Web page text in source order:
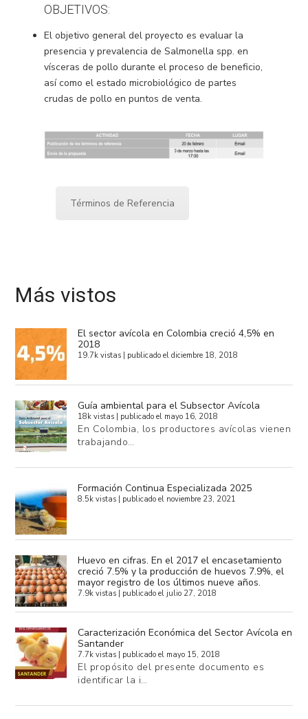
OBJETIVOS:
El objetivo general del proyecto es evaluar la
presencia y prevalencia de Salmonella spp. en
vísceras de pollo durante el proceso de beneficio,
así como el estado microbiológico de partes
crudas de pollo en puntos de venta.
Términos de Referencia
Más vistos
El sector avícola en Colombia creció 4,5% en
2018
19.7k vistas publicado el diciembre 18, 2018
Guía ambiental para el Subsector Avícola
18k vistas publicado el mayo 16, 2018
En Colombia, los productores avícolas vienen
trabajando…
Formación Continua Especializada 2025
8.5k vistas publicado el noviembre 23, 2021
Huevo en cifras. En el 2017 el encasetamiento
creció 7.5% y la producción de huevos 7.9%, el
mayor registro de los últimos nueve años.
7.9k vistas publicado el julio 27, 2018
Caracterización Económica del Sector Avícola en
Santander
7.7k vistas publicado el mayo 15, 2018
El propósito del presente documento es
identificar la i…